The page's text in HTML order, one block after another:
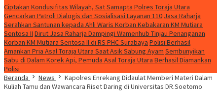
Ciptakan Kondusifitas Wilayah, Sat Samapta Polres Toraja Utara
Gencarkan Patroli Dialogis dan Sosialisasi Layanan 110 Jasa Raharja
Serahkan Santunan kepada Ahli Waris Korban Kebakaran KM Mutiara
Sentosa II Dirut Jasa Raharja Dampingi Wamenhub Tinjau Penanganan
Korban KM Mutiara Sentosa II di RS PHC Surabaya Polisi Berhasil
Amankan Pria Asal Toraja Utara Saat Asik Sabung Ayam Sembunyikan
Sabu di Dalam Korek Api, Pemuda Asal Toraja Utara Berhasil Diamankan
Polisi
Beranda
News
Kapolres Enrekang Didaulat Memberi Materi Dalam
Kuliah Tamu dan Wawancara Riset Daring di Universitas DR.Soetomo